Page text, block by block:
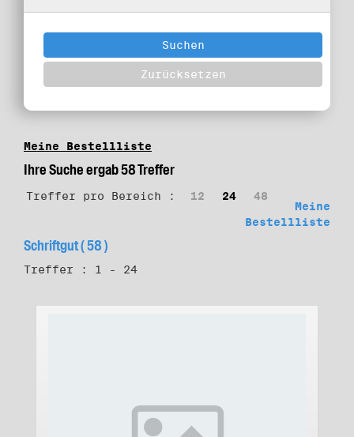
Meine Bestellliste
Ihre Suche ergab 58 Treffer
Treffer pro Bereich : 12 24
48
Meine
Bestellliste
Schriftgut ( 58 )
Treffer : 1 - 24